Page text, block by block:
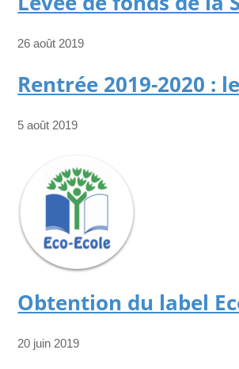
26 août 2019
Rentrée 2019-2020 :
5 août 2019
Obtention du label
20 juin 2019